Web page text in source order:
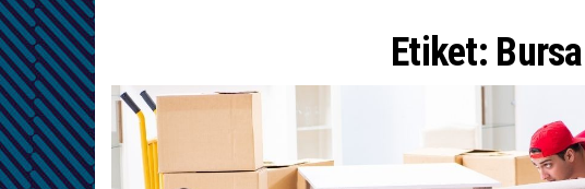
Etiket: